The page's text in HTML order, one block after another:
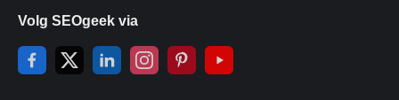
Volg SEOgeek via